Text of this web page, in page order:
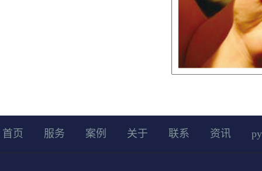
首页 服务 案例 关于 联系 资讯